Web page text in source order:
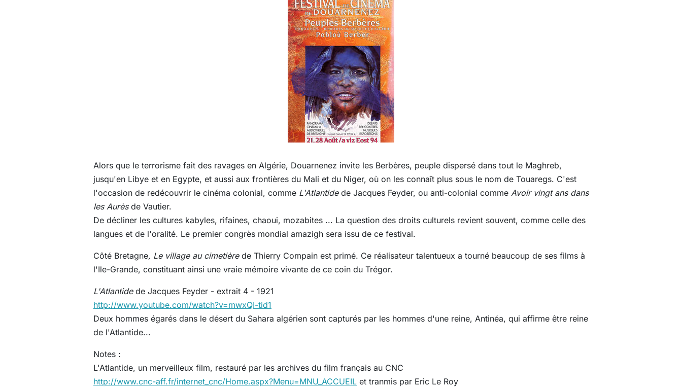
Alors que le terrorisme fait des ravages en Algérie, Douarnenez invite les Berbères, peuple dispersé dans tout le Maghreb,
jusqu'en Libye et en Egypte, et aussi aux frontières du Mali et du Niger, où on les connaît plus sous le nom de Touaregs. C'est
l'occasion de redécouvrir le cinéma colonial, comme L'Atlantide de Jacques Feyder, ou anti-colonial comme Avoir vingt ans dans
les Aurèsde Vautier.
De décliner les cultures kabyles, rifaines, chaoui, mozabites ... La question des droits culturels revient souvent, comme celle des
langues et de l'oralité. Le premier congrès mondial amazigh sera issu de ce festival.
Côté Bretagne, Le village au cimetièrede Thierry Compain est primé. Ce réalisateur talentueux a tourné beaucoup de ses films à
l'Ile-Grande, constituant ainsi une vraie mémoire vivante de ce coin du Trégor.
L'Atlantidede Jacques Feyder - extrait 4 - 1921
http://www.youtube.com/watch?v=mwxQI-tid1
Deux hommes égarés dans le désert du Sahara algérien sont capturés par les hommes d'une reine, Antinéa, qui affirme être reine
de l'Atlantide...
Notes :
L'Atlantide, un merveilleux film, restauré par les archives du film français au CNC
http://www.cnc-aff.fr/internet_cnc/Home.aspx?Menu=MNU_ACCUEIL et tranmis par Eric Le Roy